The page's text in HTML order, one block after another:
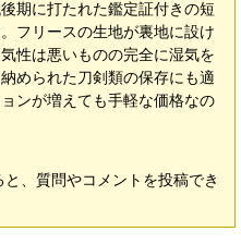
期に打たれた鑑定証付きの短
フリースの生地が裏地に設け
性は悪いものの完全に湿気を
められた刀剣類の保存にも適
ンが増えても手軽な価格なの
と、質問やコメントを投稿でき